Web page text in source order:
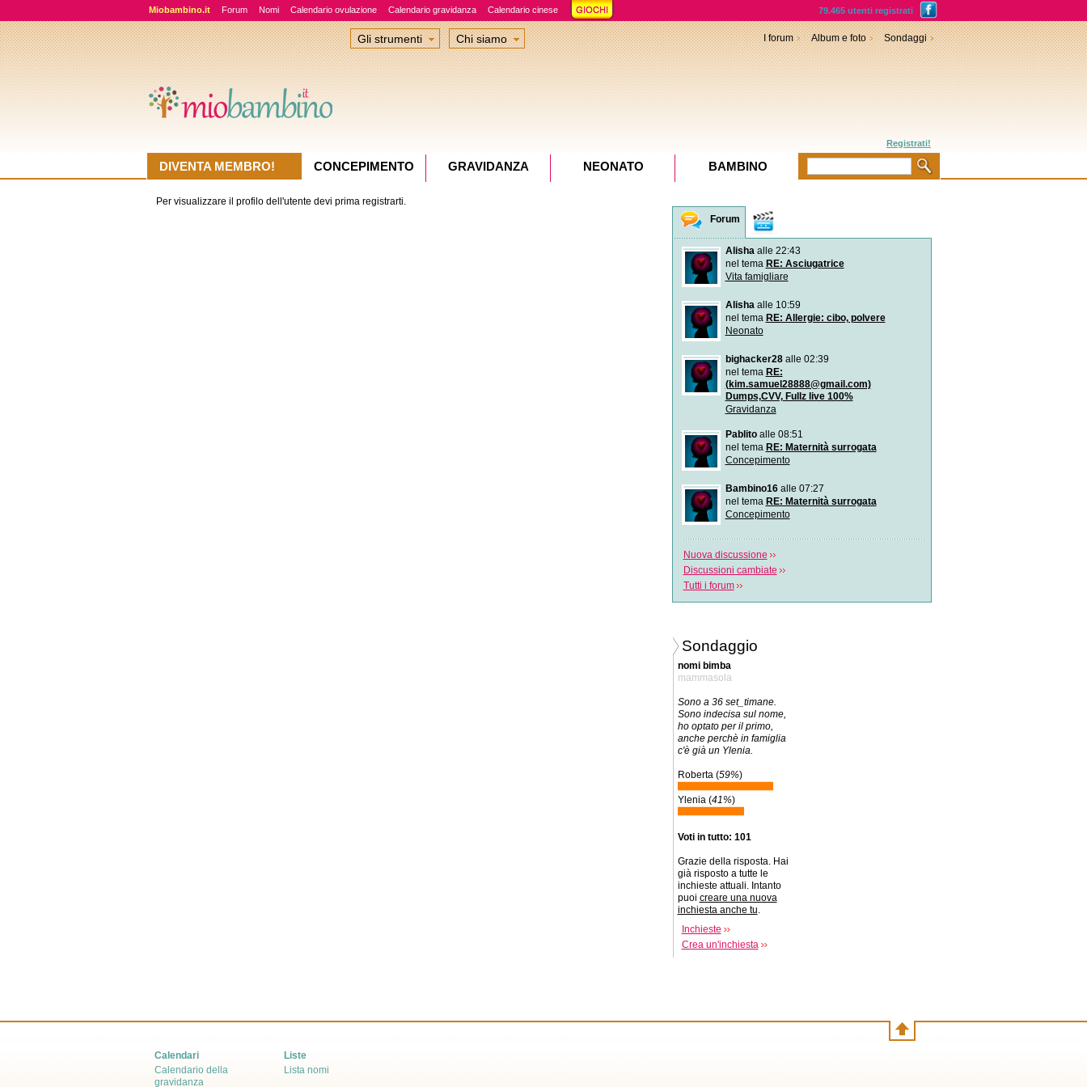
Miobambino.it Forum Nomi Calendario ovulazione Calendario gravidanza Calendario cinese 79.465 utenti registrati
Per visualizzare il profilo dell'utente devi prima registrarti.
Forum
Alishaalle 22:43
nel tema RE: Asciugatrice
Vita famigliare
Alishaalle 10:59
nel tema RE: Allergie: cibo, polvere
Neonato
bighacker28alle 02:39
nel tema RE:
(kim.samuel28888@gmail.com)
Dumps,CVV, Fullz live 100%
Gravidanza
Pablitoalle 08:51
nel tema RE: Maternità surrogata
Concepimento
Bambino16alle 07:27
nel tema RE: Maternità surrogata
Concepimento
Nuova discussione
Discussioni cambiate
Tutti i forum
Sondaggio
nomi bimba
mammasola
Sono a 36 set_timane.
Sono indecisa sul nome,
ho optato per il primo,
anche perchè in famiglia
c'è già un Ylenia.
Roberta (59%)
Ylenia (41%)
Voti in tutto: 101
Grazie della risposta. Hai
già risposto a tutte le
inchieste attuali. Intanto
puoi creare una nuova
inchiesta anche tu.
Inchieste
Crea un'inchiesta
I forum Album e foto Sondaggi
Gli strumenti Chi siamo
Registrati!
DIVENTA MEMBRO! CONCEPIMENTO GRAVIDANZA NEONATO BAMBINO
Calendari
Calendario della
gravidanza
Liste
Lista nomi